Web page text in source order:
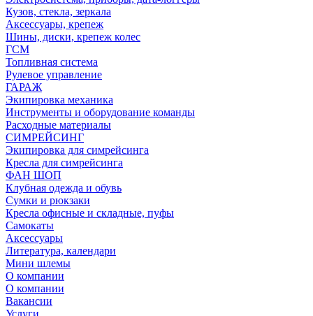
Кузов, стекла, зеркала
Аксессуары, крепеж
Шины, диски, крепеж колес
ГСМ
Топливная система
Рулевое управление
ГАРАЖ
Экипировка механика
Инструменты и оборудование команды
Расходные материалы
СИМРЕЙСИНГ
Экипировка для симрейсинга
Кресла для симрейсинга
ФАН ШОП
Клубная одежда и обувь
Сумки и рюкзаки
Кресла офисные и складные, пуфы
Самокаты
Аксессуары
Литература, календари
Мини шлемы
О компании
О компании
Вакансии
Услуги